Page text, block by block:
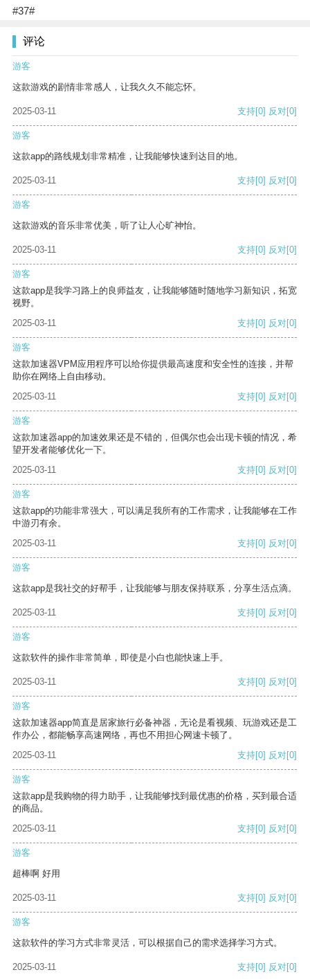
#37#
评论
游客
这款游戏的剧情非常感人，让我久久不能忘怀。
2025-03-11 支持[0] 反对[0]
游客
这款app的路线规划非常精准，让我能够快速到达目的地。
2025-03-11 支持[0] 反对[0]
游客
这款游戏的音乐非常优美，听了让人心旷神怡。
2025-03-11 支持[0] 反对[0]
游客
这款app是我学习路上的良师益友，让我能够随时随地学习新知识，拓宽
视野。
2025-03-11
支持[0] 反对[0]
游客
这款加速器VPM应用程序可以给你提供最高速度和安全性的连接，并帮
助你在网络上自由移动。
2025-03-11
支持[0] 反对[0]
游客
这款加速器app的加速效果还是不错的，但偶尔也会出现卡顿的情况，希
望开发者能够优化一下。
2025-03-11
支持[0] 反对[0]
游客
这款app的功能非常强大，可以满足我所有的工作需求，让我能够在工作
中游刃有余。
2025-03-11
支持[0] 反对[0]
游客
这款app是我社交的好帮手，让我能够与朋友保持联系，分享生活点滴。
2025-03-11 支持[0] 反对[0]
游客
这款软件的操作非常简单，即使是小白也能快速上手。
2025-03-11 支持[0] 反对[0]
游客
这款加速器app简直是居家旅行必备神器，无论是看视频、玩游戏还是工
作办公，都能畅享高速网络，再也不用担心网速卡顿了。
2025-03-11
支持[0] 反对[0]
游客
这款app是我购物的得力助手，让我能够找到最优惠的价格，买到最合适
的商品。
2025-03-11
支持[0] 反对[0]
游客
超棒啊 好用
2025-03-11 支持[0] 反对[0]
游客
这款软件的学习方式非常灵活，可以根据自己的需求选择学习方式。
2025-03-11 支持[0] 反对[0]